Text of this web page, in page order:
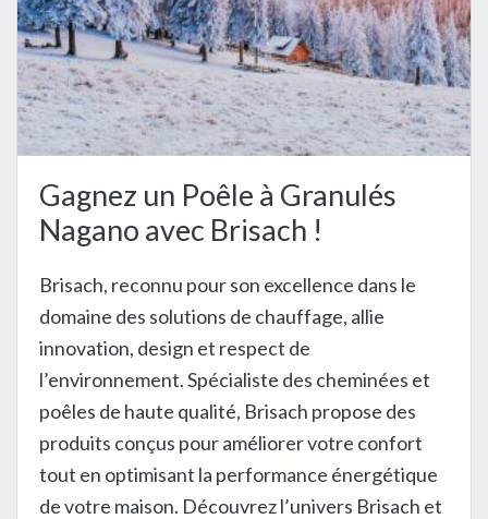
Gagnez un Poêle à Granulés
Nagano avec Brisach !
Brisach, reconnu pour son excellence dans le
domaine des solutions de chauffage, allie
innovation, design et respect de
l’environnement. Spécialiste des cheminées et
poêles de haute qualité, Brisach propose des
produits conçus pour améliorer votre confort
tout en optimisant la performance énergétique
de votre maison. Découvrez l’univers Brisach et